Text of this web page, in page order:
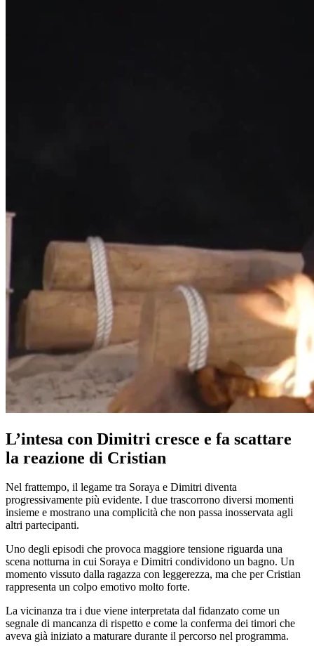
L’intesa con Dimitri cresce e fa scattare
la reazione di Cristian
Nel frattempo, il legame tra Soraya e Dimitri diventa
progressivamente più evidente. I due trascorrono diversi momenti
insieme e mostrano una complicità che non passa inosservata agli
altri partecipanti.
Uno degli episodi che provoca maggiore tensione riguarda una
scena notturna in cui Soraya e Dimitri condividono un bagno. Un
momento vissuto dalla ragazza con leggerezza, ma che per Cristian
rappresenta un colpo emotivo molto forte.
La vicinanza tra i due viene interpretata dal fidanzato come un
segnale di mancanza di rispetto e come la conferma dei timori che
aveva già iniziato a maturare durante il percorso nel programma.